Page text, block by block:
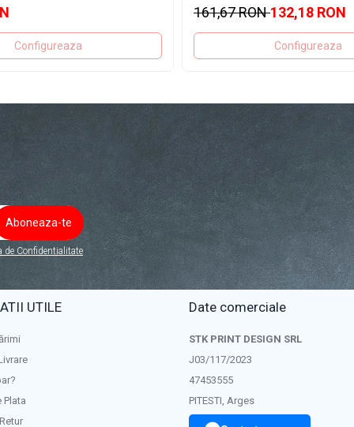
Configureaza
161,67 RON132,18 RON
Configureaza
de Confidentialitate
UTILE
Plata
Date comerciale
STK PRINT DESIGN SRL
J03/117/2023
47453555
PITESTI, Arges